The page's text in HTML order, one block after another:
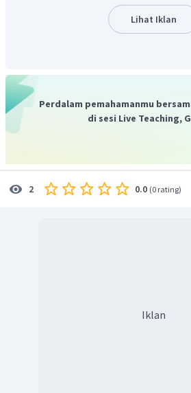
Jadi, 35,67 mm setara denganLihat Iklan
Perdalam pemahamanmu
di sesi Live Teaching,
2 0.0 (0 rating)
Iklan